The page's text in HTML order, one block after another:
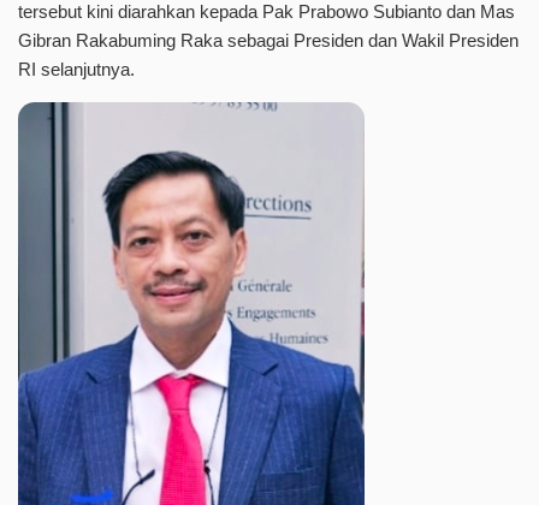
tersebut kini diarahkan kepada Pak Prabowo Subianto dan Mas
Gibran Rakabuming Raka sebagai Presiden dan Wakil Presiden
RI selanjutnya.